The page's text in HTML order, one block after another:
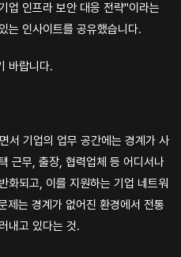
업 인프라 보안 대응 전략"이라는
는 인사이트를 공유했습니다.
바랍니다.
서 기업의 업무 공간에는 경계가 사
근무, 출장, 협력업체 등 어디서나
화되고, 이를 지원하는 기업 네트워
제는 경계가 없어진 환경에서 전통
내고 있다는 것.